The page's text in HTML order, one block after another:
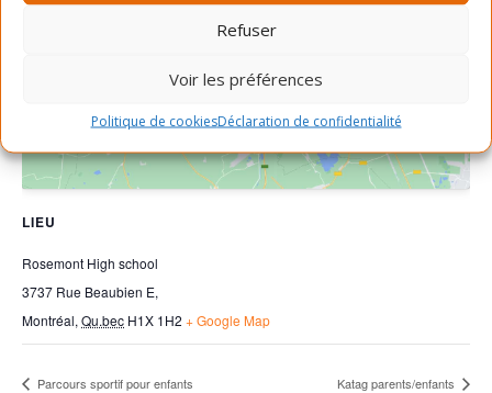
Refuser
Voir les préférences
Politique de cookiesDéclaration de confidentialité
LIEU
Rosemont High school
3737 Rue Beaubien E,
Montréal, Qu.bec H1X 1H2 + Google Map
marketing et activer ce contenu
Parcours sportif pour enfants Katag parents/enfants